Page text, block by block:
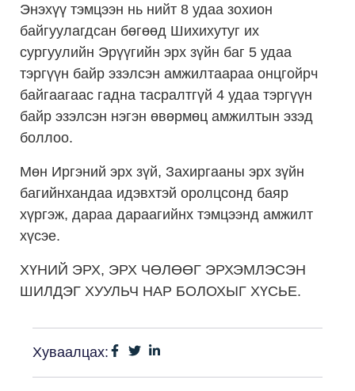
Энэхүү тэмцээн нь нийт 8 удаа зохион
байгуулагдсан бөгөөд Шихихутуг их
сургуулийн Эрүүгийн эрх зүйн баг 5 удаа
тэргүүн байр эзэлсэн амжилтаараа онцгойрч
байгаагаас гадна тасралтгүй 4 удаа тэргүүн
байр эзэлсэн нэгэн өвөрмөц амжилтын эзэд
боллоо.
Мөн Иргэний эрх зүй, Захиргааны эрх зүйн
багийнхандаа идэвхтэй оролцсонд баяр
хүргэж, дараа дараагийнх тэмцээнд амжилт
хүсэе.
ХҮНИЙ ЭРХ, ЭРХ ЧӨЛӨӨГ ЭРХЭМЛЭСЭН
ШИЛДЭГ ХУУЛЬЧ НАР БОЛОХЫГ ХҮСЬЕ.
Хуваалцах: